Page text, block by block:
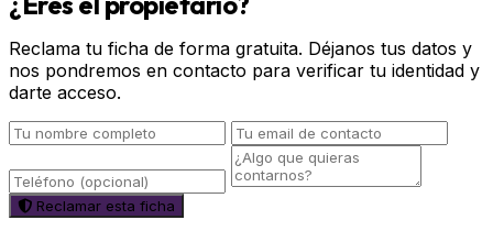
Reclama tu ficha de forma gratuita. Déjanos tus datos y
nos pondremos en contacto para verificar tu identidad y
darte acceso.
Reclamar esta ficha